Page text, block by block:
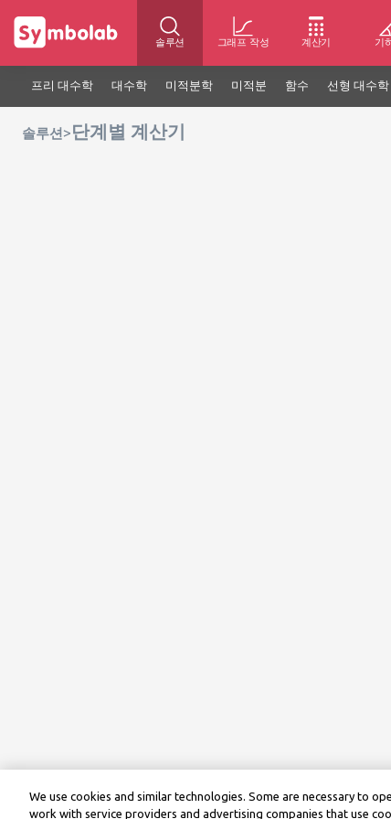
솔루션 그래프 작성 계산기 기
프리 대수학 대수학 미적분학 미적분 함수 선형 대수학
솔루션 >단계별 계산기
We use cookies and similar technologies. Some are necessary to
work with service providers and advertising companies that use